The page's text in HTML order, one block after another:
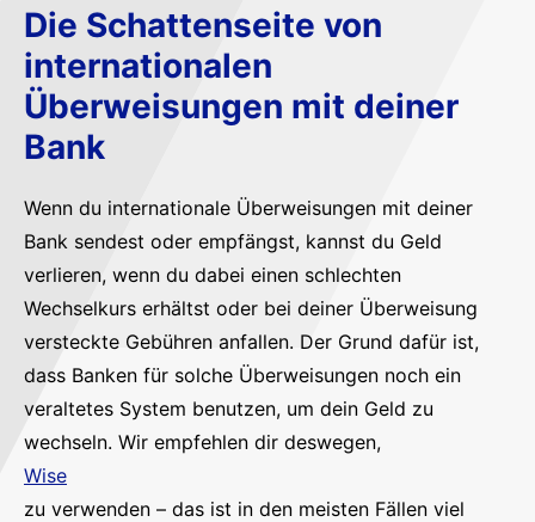
Die Schattenseite von
internationalen
Überweisungen mit deiner
Bank
Wenn du internationale Überweisungen mit deiner
Bank sendest oder empfängst, kannst du Geld
verlieren, wenn du dabei einen schlechten
Wechselkurs erhältst oder bei deiner Überweisung
versteckte Gebühren anfallen. Der Grund dafür ist,
dass Banken für solche Überweisungen noch ein
veraltetes System benutzen, um dein Geld zu
wechseln. Wir empfehlen dir deswegen,
Wise
zu verwenden – das ist in den meisten Fällen viel